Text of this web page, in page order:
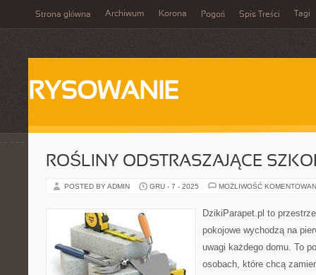
Strona główna Archiwum Korona Pogoń Spis Treści Tagi
RYSOWANIE
ROŚLINY ODSTRASZAJĄCE
POSTED BY ADMIN GRU - 7 - 2025 MOŻLIWOŚĆ
DzikiParapet.pl to
pokojowe wychodzą na
uwagi każdego domu. To
osobach, które chcą